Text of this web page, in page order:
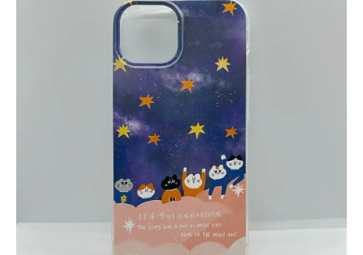
瀏覽更多